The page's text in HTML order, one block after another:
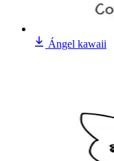
Ángel kawaii